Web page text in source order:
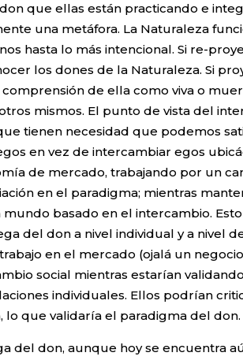
que ellas están practicando e
una metáfora. La Naturaleza
hasta lo más intencional. Si re-
los dones de la Naturaleza. Si
de ella como viva o
mismos. El punto de vista del
tienen necesidad que podemos
en vez de intercambiar egos
de mercado, trabajando por un
en el paradigma; mientras
basado en el intercambio.
del don a nivel individual y a nivel
en el mercado (ojalá un
social mientras estarían
individuales. Ellos podrían
que validaría el paradigma del don.
del don, aunque hoy se encuentra